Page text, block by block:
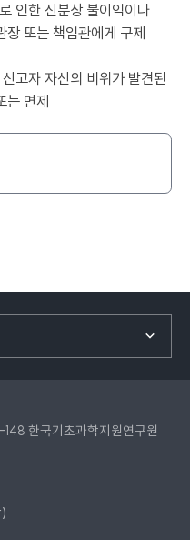
인한 신분상 불이익이나
또는 책임관에게 구제
고자 자신의 비위가 발견된
는 면제
한국기초과학지원연구원